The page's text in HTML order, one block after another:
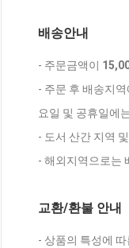
배송안내
- 주문금액이
- 주문 후 배송지
요일 및 공휴일에
- 도서 산간 지역
- 해외지역으로는
교환/환불 안내
- 상품의 특성에